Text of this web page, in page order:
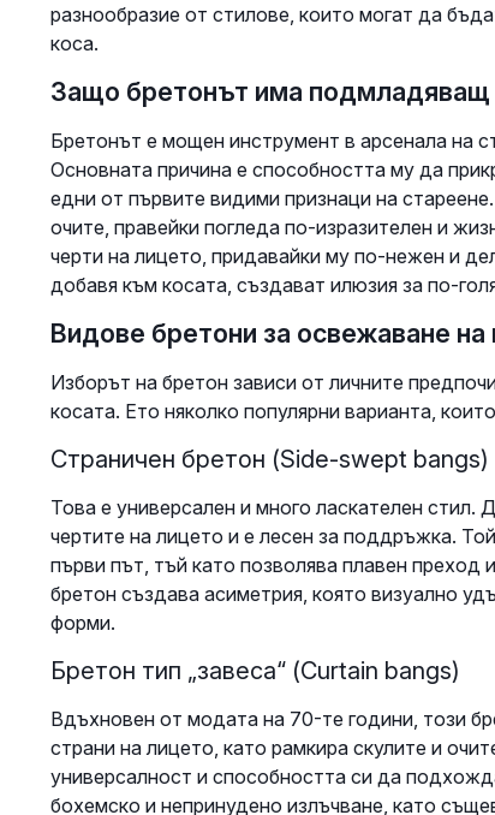
разнообразие от стилове, които могат да
коса.
Защо бретонът има подмладяващ
Бретонът е мощен инструмент в арсенала на
Основната причина е способността му да
едни от първите видими признаци на
очите, правейки погледа по-изразителен и
черти на лицето, придавайки му по-нежен и
добавя към косата, създават илюзия за по-
Видове бретони за освежаване на
Изборът на бретон зависи от личните
косата. Ето няколко популярни варианта,
Страничен бретон (Side-swept bangs)
Това е универсален и много ласкателен
чертите на лицето и е лесен за поддръжка.
първи път, тъй като позволява плавен
бретон създава асиметрия, която визуално
форми.
Бретон тип „завеса“ (Curtain bangs)
Вдъхновен от модата на 70-те години, този
страни на лицето, като рамкира скулите и
универсалност и способността си да
бохемско и непринудено излъчване, като